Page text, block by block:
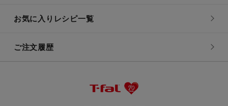
お気に入りレシピ一覧
ご注文履歴